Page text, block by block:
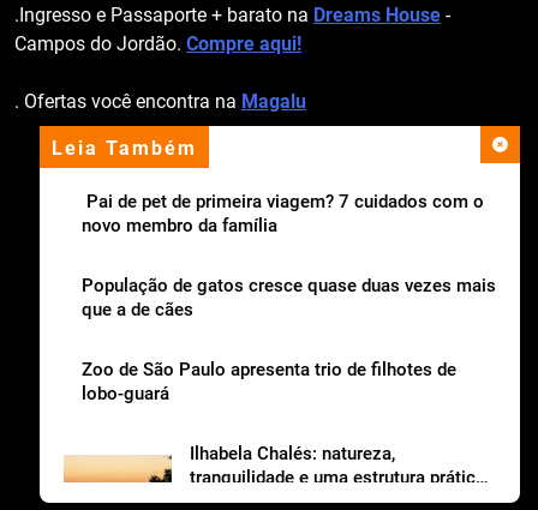
Leia Também
Pai de pet de primeira viagem? 7 cuidados com o
novo membro da família
População de gatos cresce quase duas vezes mais
que a de cães
Zoo de São Paulo apresenta trio de filhotes de
lobo-guará
Ilhabela Chalés: natureza,
tranquilidade e uma estrutura prática
para viajar com os dogs
.Ingresso e Passaporte + barato na Dreams House -
Campos do Jordão. Compre aqui!
. Ofertas você encontra na Magalu
apoio institucional